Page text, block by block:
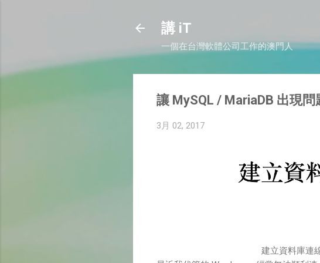
講 iT
一個在台灣軟體公司工作的澳門人
讓 MySQL / MariaDB 出現
3月 02, 2017
建立資料庫連